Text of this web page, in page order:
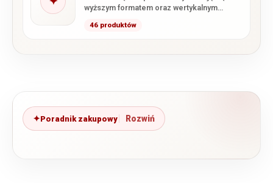
wyższym formatem oraz wertykalnym
znajdują…
46 produktów
Poradnik zakupowy